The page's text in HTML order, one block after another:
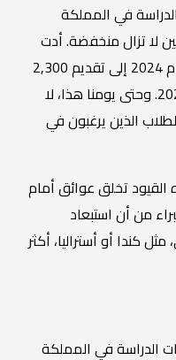
في المملكة
لا تزال منخفضة. أدت
القيود التي فرضتها الحكومة في عام 2024 إلى تقديم 2,300
طلب تأشيرة معال فقط في يناير 2025. وحتى يومنا هذا، لا
الذين يرغبون في
تخلق عوائق أمام
من أن استبعاد
كندا أو أستراليا، أكثر
الدراسة في المملكة